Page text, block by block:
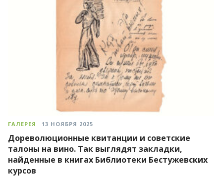
ГАЛЕРЕЯ 13 НОЯБРЯ 2025
Дореволюционные квитанции и советские
талоны на вино. Так выглядят закладки,
найденные в книгах Библиотеки Бестужевских
курсов